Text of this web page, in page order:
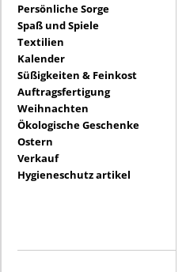
Persönliche Sorge
Spaß und Spiele
Textilien
Kalender
Süßigkeiten & Feinkost
Auftragsfertigung
Weihnachten
Ökologische Geschenke
Ostern
Verkauf
Hygieneschutz artikel